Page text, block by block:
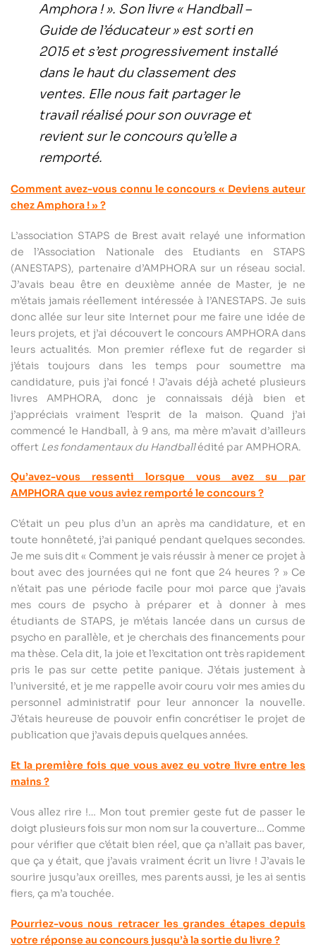
Amphora ! ». Son livre « Handball –
Guide de l’éducateur » est sorti en
2015 et s’est progressivement installé
dans le haut du classement des
ventes. Elle nous fait partager le
travail réalisé pour son ouvrage et
revient sur le concours qu’elle a
remporté.
Comment avez-vous connu le concours « Deviens auteur
chez Amphora ! » ?
L’association STAPS de Brest avait relayé une information
de l’Association Nationale des Etudiants en STAPS
(ANESTAPS), partenaire d’AMPHORA sur un réseau social.
J’avais beau être en deuxième année de Master, je ne
m’étais jamais réellement intéressée à l’ANESTAPS. Je suis
donc allée sur leur site Internet pour me faire une idée de
leurs projets, et j’ai découvert le concours AMPHORA dans
leurs actualités. Mon premier réflexe fut de regarder si
j’étais toujours dans les temps pour soumettre ma
candidature, puis j’ai foncé ! J’avais déjà acheté plusieurs
livres AMPHORA, donc je connaissais déjà bien et
j’appréciais vraiment l’esprit de la maison. Quand j’ai
commencé le Handball, à 9 ans, ma mère m’avait d’ailleurs
offert Les fondamentaux du Handballédité par AMPHORA.
Qu’avez-vous ressenti lorsque vous avez su par
AMPHORA que vous aviez remporté le concours ?
C’était un peu plus d’un an après ma candidature, et en
toute honnêteté, j’ai paniqué pendant quelques secondes.
Je me suis dit « Comment je vais réussir à mener ce projet à
bout avec des journées qui ne font que 24 heures ? » Ce
n’était pas une période facile pour moi parce que j’avais
mes cours de psycho à préparer et à donner à mes
étudiants de STAPS, je m’étais lancée dans un cursus de
psycho en parallèle, et je cherchais des financements pour
ma thèse. Cela dit, la joie et l’excitation ont très rapidement
pris le pas sur cette petite panique. J’étais justement à
l’université, et je me rappelle avoir couru voir mes amies du
personnel administratif pour leur annoncer la nouvelle.
J’étais heureuse de pouvoir enfin concrétiser le projet de
publication que j’avais depuis quelques années.
Et la première fois que vous avez eu votre livre entre les
mains ?
Vous allez rire !… Mon tout premier geste fut de passer le
doigt plusieurs fois sur mon nom sur la couverture… Comme
pour vérifier que c’était bien réel, que ça n’allait pas baver,
que ça y était, que j’avais vraiment écrit un livre ! J’avais le
sourire jusqu’aux oreilles, mes parents aussi, je les ai sentis
fiers, ça m’a touchée.
Pourriez-vous nous retracer les grandes étapes depuis
votre réponse au concours jusqu’à la sortie du livre ?